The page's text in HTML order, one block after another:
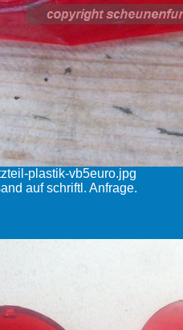
plastik-vb5euro.jpg
auf schriftl. Anfrage.